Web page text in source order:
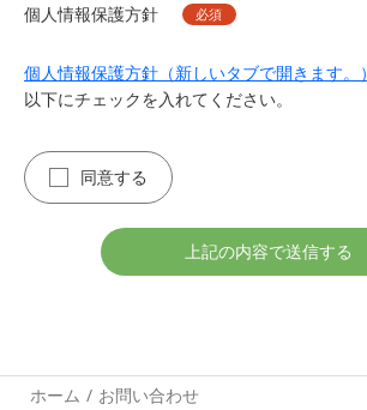
個人情報保護方針
個人情報保護方針（新しいタブで開きます。）
以下にチェックを入れてください。
同意する
ホーム お問い合わせ